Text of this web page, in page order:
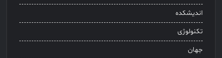
اندیشکده
تکنولوژی
جهان